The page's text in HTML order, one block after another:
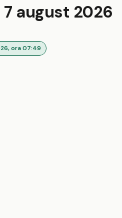
august 2026
ora 07:49